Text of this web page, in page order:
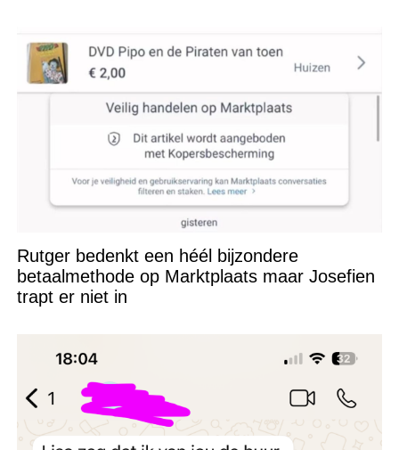
Rutger bedenkt een héél bijzondere
betaalmethode op Marktplaats maar Josefien
trapt er niet in